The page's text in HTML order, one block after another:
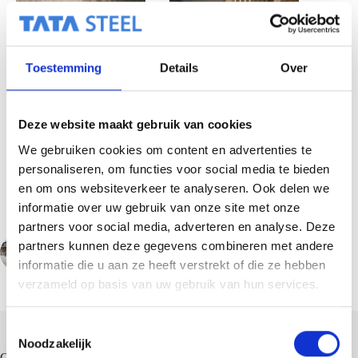
Toestemming Details Over
Deze website maakt gebruik van cookies
We gebruiken cookies om content en advertenties te
personaliseren, om functies voor social media te bieden
en om ons websiteverkeer te analyseren. Ook delen we
informatie over uw gebruik van onze site met onze
partners voor social media, adverteren en analyse. Deze
partners kunnen deze gegevens combineren met andere
informatie die u aan ze heeft verstrekt of die ze hebben
verzameld op basis van uw gebruik van hun services.
Noodzakelijk
Terug naar projectoverzicht
VORIGE